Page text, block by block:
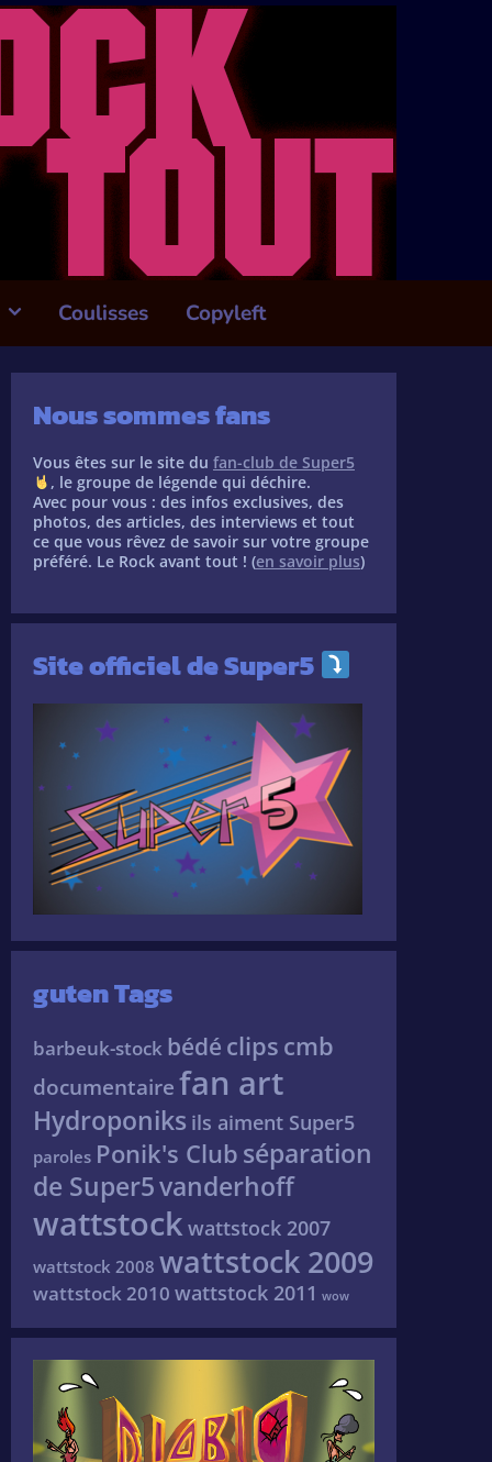
Coulisses Copyleft
Nous sommes fans
Vous êtes sur le site du fan-club de Super5
, le groupe de légende qui déchire.
Avec pour vous : des infos exclusives, des
photos, des articles, des interviews et tout
ce que vous rêvez de savoir sur votre groupe
préféré. Le Rock avant tout ! (en savoir plus)
Site officiel de Super5
guten Tags
barbeuk-stock bédé clips cmb
documentairefan art
Hydroponiks ils aiment Super5
paroles Ponik's Club séparation
de Super5vanderhoff
wattstock wattstock 2007
wattstock 2008 wattstock 2009
wattstock 2010 wattstock 2011 wow